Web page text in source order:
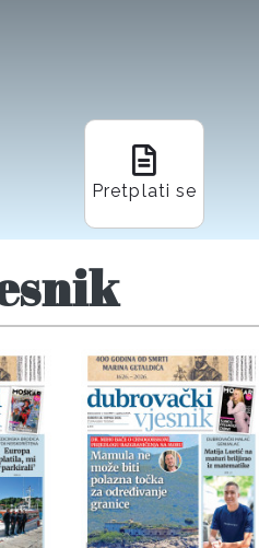
Pretplati se